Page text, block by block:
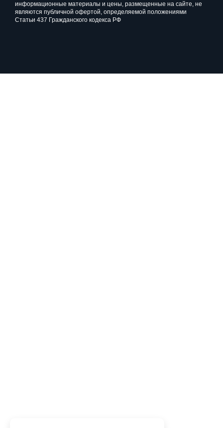
информационные материалы и цены, размещенные на сайте, не
являются публичной офертой, определяемой положениями
Статьи 437 Гражданского кодекса РФ